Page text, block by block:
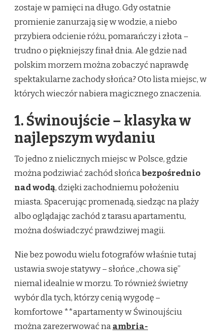
BAŁTYKIEM
–
GDZIE
ICH
SZUKAĆ?
zostaje w pamięci na długo. Gdy ostatnie
promienie zanurzają się w wodzie, a niebo
przybiera odcienie różu, pomarańczy i złota –
trudno o piękniejszy finał dnia. Ale gdzie nad
polskim morzem można zobaczyć naprawdę
spektakularne zachody słońca? Oto lista miejsc, w
których wieczór nabiera magicznego znaczenia.
1. Świnoujście – klasyka w
najlepszym wydaniu
To jedno z nielicznych miejsc w Polsce, gdzie
można podziwiać zachód słońcabezpośrednio
nad wodą, dzięki zachodniemu położeniu
miasta. Spacerując promenadą, siedząc na plaży
albo oglądając zachód z tarasu apartamentu,
można doświadczyć prawdziwej magii.
Nie bez powodu wielu fotografów właśnie tutaj
ustawia swoje statywy – słońce „chowa się”
niemal idealnie w morzu. To również świetny
wybór dla tych, którzy cenią wygodę –
komfortowe **apartamenty w Świnoujściu
można zarezerwować naambria-